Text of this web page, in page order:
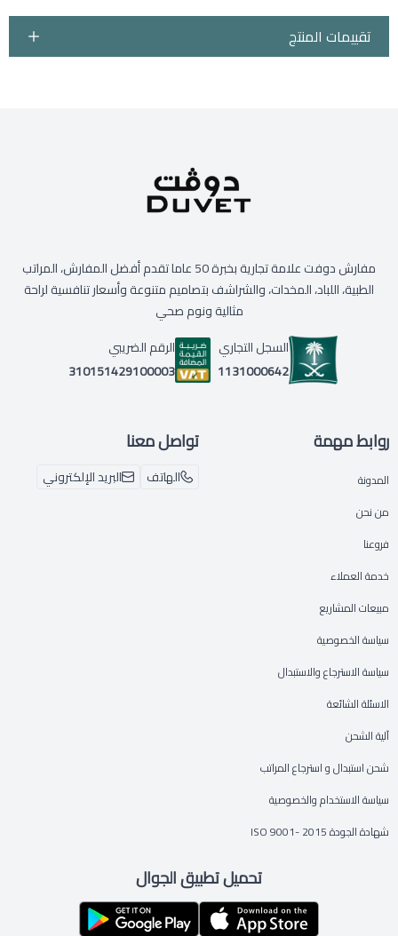
تقييمات المنتج
مفارش دوفت علامة تجارية بخبرة 50 عاما تقدم أفضل المفارش، المراتب
الطبية، اللباد، المخدات، والشراشف بتصاميم متنوعة وأسعار تنافسية لراحة
مثالية ونوم صحي
السجل التجاري
1131000642
الرقم الضريبي
310151429100003
روابط مهمة
المدونة
من نحن
فروعنا
خدمة العملاء
مبيعات المشاريع
سياسة الخصوصية
سياسة الاسترجاع والاستبدال
الاسئلة الشائعة
آلية الشحن
شحن استبدال و استرجاع المراتب
سياسة الاستخدام والخصوصية
شهادة الجودة ISO 9001- 2015
تواصل معنا
الهاتف البريد الإلكتروني
تحميل تطبيق الجوال